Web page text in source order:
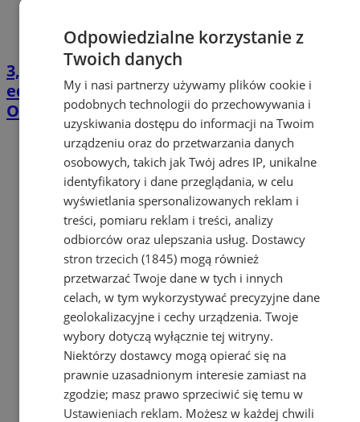
3,39 mln zł dla mieszkańców. Rusza 11.
edycja Mysłowickiego Budżetu
Obywatelskiego
Odpowiedzialne korzystanie z
Twoich danych
My i nasi partnerzy używamy plików cookie i
podobnych technologii do przechowywania i
uzyskiwania dostępu do informacji na Twoim
urządzeniu oraz do przetwarzania danych
osobowych, takich jak Twój adres IP, unikalne
identyfikatory i dane przeglądania, w celu
wyświetlania spersonalizowanych reklam i
treści, pomiaru reklam i treści, analizy
odbiorców oraz ulepszania usług. Dostawcy
stron trzecich (1845) mogą również
przetwarzać Twoje dane w tych i innych
celach, w tym wykorzystywać precyzyjne dane
geolokalizacyjne i cechy urządzenia. Twoje
wybory dotyczą wyłącznie tej witryny.
Niektórzy dostawcy mogą opierać się na
prawnie uzasadnionym interesie zamiast na
zgodzie; masz prawo sprzeciwić się temu w
Ustawieniach reklam. Możesz w każdej chwili